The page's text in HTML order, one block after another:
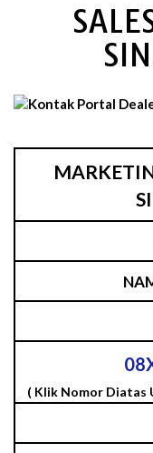
( Klik Nomor Diatas